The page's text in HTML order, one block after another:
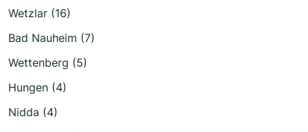
Wetzlar (16)
Bad Nauheim (7)
Wettenberg (5)
Hungen (4)
Nidda (4)